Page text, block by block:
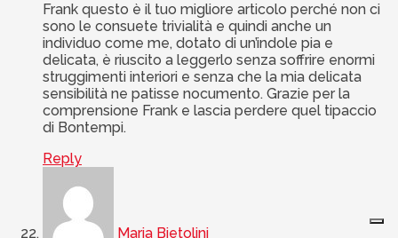
Frank questo è il tuo migliore articolo perché non ci
sono le consuete trivialità e quindi anche un
individuo come me, dotato di un’indole pia e
delicata, è riuscito a leggerlo senza soffrire enormi
struggimenti interiori e senza che la mia delicata
sensibilità ne patisse nocumento. Grazie per la
comprensione Frank e lascia perdere quel tipaccio
di Bontempi.
Reply
Maria Bietolini